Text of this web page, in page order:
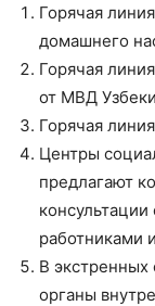
Горячая
домашнего
Горячая
от МВД
Горячая
Центры
предлагают
работниками
В экстренных
органы